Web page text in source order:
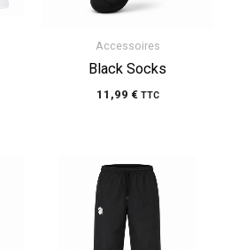
Accessoires
Black Socks
11,99 € TTC